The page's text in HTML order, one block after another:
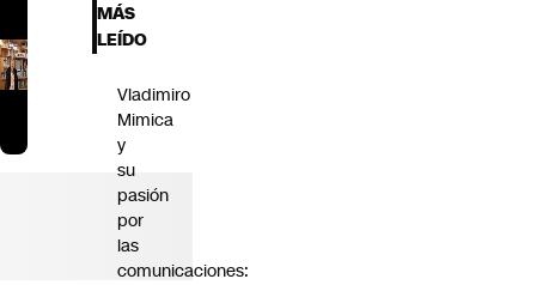
MÁS
LEÍDO
Vladimiro
Mimica
y
su
pasión
por
las
comunicaciones: